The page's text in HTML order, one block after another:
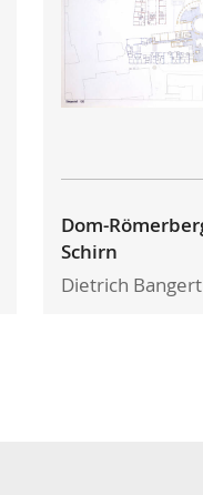
Dom-
Schirn
Dietrich Bangert